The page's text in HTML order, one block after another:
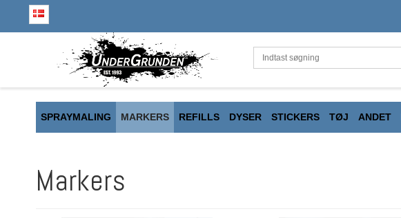
SPRAYMALING MARKERS REFILLS DYSER STICKERS TØJ ANDET
Markers